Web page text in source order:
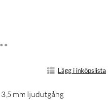
Lägg i inköpslista
mm ljudutgång